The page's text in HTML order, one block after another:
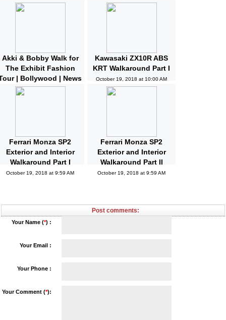
Carpet | Bollywood |
Akki & Bobby Walk for
The Exhibit Fashion
| Bollywood | News
and Gossips | Latest
Kawasaki ZX10R ABS
KRT Walkaround Part I
October 19, 2018 at 10:00 AM
Ferrari Monza SP2
Exterior and Interior
Walkaround Part I
October 19, 2018 at 9:59 AM
Ferrari Monza SP2
Exterior and Interior
Walkaround Part II
October 19, 2018 at 9:59 AM
Post comments:
Your Name (*) :
Your Email :
Your Phone :
Your Comment (*):